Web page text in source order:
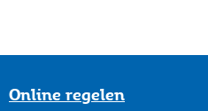
Online regelen